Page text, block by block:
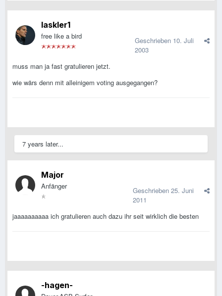
laskler1
free like a bird Geschrieben 10. Juli
2003
muss man ja fast gratulieren jetzt.
wie wärs denn mit alleinigem voting ausgegangen?
7 years later...
Major
Anfänger Geschrieben 25. Juni
2011
jaaaaaaaaaa ich gratulieren auch dazu ihr seit wirklich die besten
-hagen-